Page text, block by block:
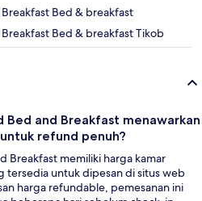
Bed & breakfast
Bed & breakfast Tikob
Bed and Breakfast menawarkan
refund penuh?
Breakfast memiliki harga kamar
tersedia untuk dipesan di situs web
harga refundable, pemesanan ini